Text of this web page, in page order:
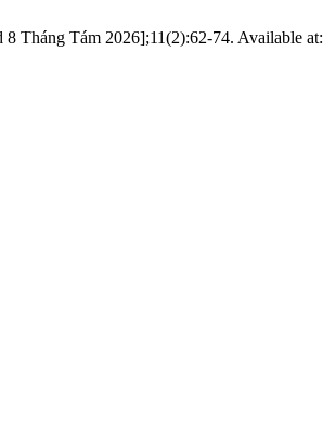
Tháng Tám 2026];11(2):62-74. Available at: